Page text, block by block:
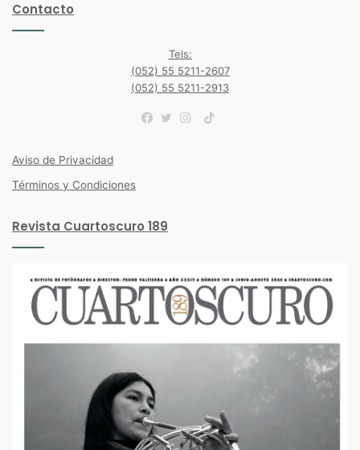
Contacto
Tels:
(052) 55 5211-2607
(052) 55 5211-2913
TikTok
Aviso de Privacidad
Términos y Condiciones
Revista Cuartoscuro 189